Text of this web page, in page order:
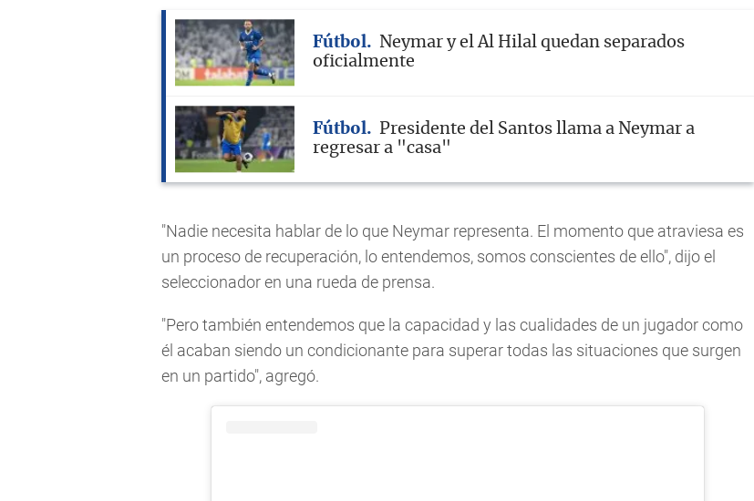
Fútbol
Neymar y el Al Hilal quedan separados
oficialmente
Fútbol
Presidente del Santos llama a Neymar a
regresar a "casa"
"Nadie necesita hablar de lo que Neymar representa. El momento que atraviesa es
un proceso de recuperación, lo entendemos, somos conscientes de ello", dijo el
seleccionador en una rueda de prensa.
"Pero también entendemos que la capacidad y las cualidades de un jugador como
él acaban siendo un condicionante para superar todas las situaciones que surgen
en un partido", agregó.